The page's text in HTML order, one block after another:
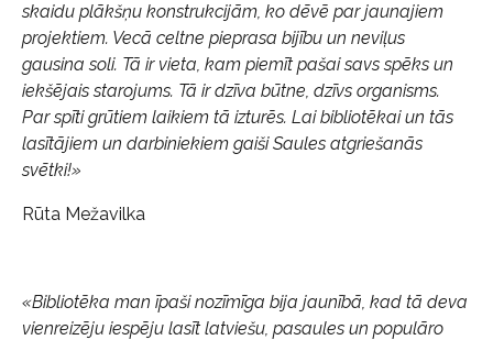
skaidu plākšņu konstrukcijām, ko dēvē par jaunajiem
projektiem. Vecā celtne pieprasa bijību un neviļus
gausina soli. Tā ir vieta, kam piemīt pašai savs spēks un
iekšējais starojums. Tā ir dzīva būtne, dzīvs organisms.
Par spīti grūtiem laikiem tā izturēs. Lai bibliotēkai un tās
lasītājiem un darbiniekiem gaiši Saules atgriešanās
svētki!»
Rūta Mežavilka
«Bibliotēka man īpaši nozīmīga bija jaunībā, kad tā deva
vienreizēju iespēju lasīt latviešu, pasaules un populāro